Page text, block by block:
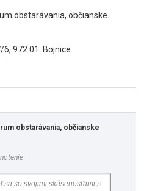
obstarávania, občianske
6, 972 01 Bojnice
obstarávania, občianske